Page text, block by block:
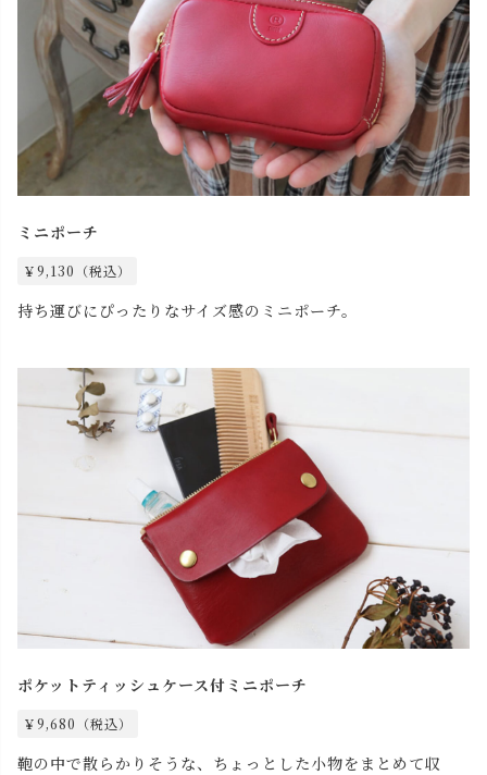
ミニポーチ
￥9,130（税込）
持ち運びにぴったりなサイズ感のミニポーチ。
ポケットティッシュケース付ミニポーチ
￥9,680（税込）
鞄の中で散らかりそうな、ちょっとした小物をまとめて収